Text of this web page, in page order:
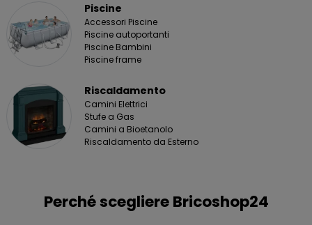
Piscine
Accessori Piscine
Piscine autoportanti
Piscine Bambini
Piscine frame
Riscaldamento
Camini Elettrici
Stufe a Gas
Camini a Bioetanolo
Riscaldamento da Esterno
Perché scegliere Bricoshop24